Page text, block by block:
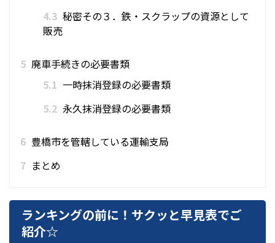
4.3 秘密その３．鉄・スクラップの資源として
販売
5 廃車手続きの必要書類
5.1 一時抹消登録の必要書類
5.2 永久抹消登録の必要書類
6 豊橋市を管轄している運輸支局
7 まとめ
ランキングの前に！サクッと早見表でご
紹介☆